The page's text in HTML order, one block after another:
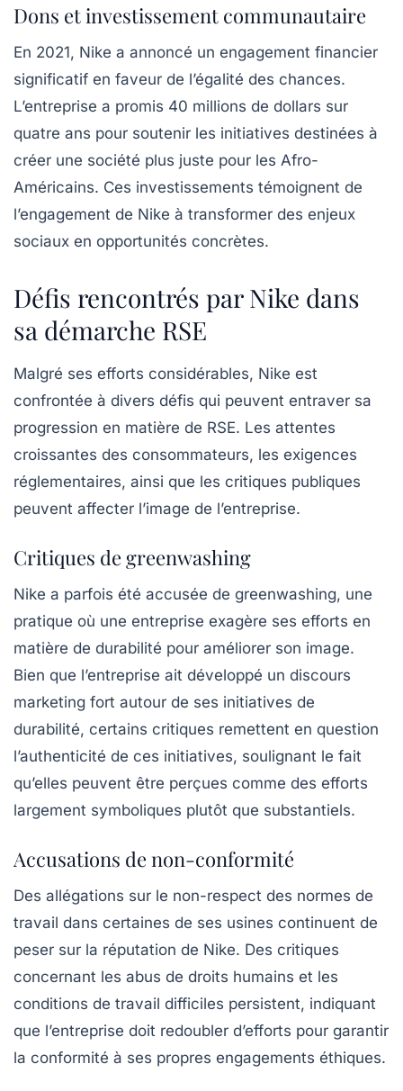
Dons et investissement communautaire
En 2021, Nike a annoncé un engagement financier
significatif en faveur de l’égalité des chances.
L’entreprise a promis 40 millions de dollars sur
quatre ans pour soutenir les initiatives destinées à
créer une société plus juste pour les Afro-
Américains. Ces investissements témoignent de
l’engagement de Nike à transformer des enjeux
sociaux en opportunités concrètes.
Défis rencontrés par Nike dans
sa démarche RSE
Malgré ses efforts considérables, Nike est
confrontée à divers défis qui peuvent entraver sa
progression en matière de RSE. Les attentes
croissantes des consommateurs, les exigences
réglementaires, ainsi que les critiques publiques
peuvent affecter l’image de l’entreprise.
Critiques de greenwashing
Nike a parfois été accusée de greenwashing, une
pratique où une entreprise exagère ses efforts en
matière de durabilité pour améliorer son image.
Bien que l’entreprise ait développé un discours
marketing fort autour de ses initiatives de
durabilité, certains critiques remettent en question
l’authenticité de ces initiatives, soulignant le fait
qu’elles peuvent être perçues comme des efforts
largement symboliques plutôt que substantiels.
Accusations de non-conformité
Des allégations sur le non-respect des normes de
travail dans certaines de ses usines continuent de
peser sur la réputation de Nike. Des critiques
concernant les abus de droits humains et les
conditions de travail difficiles persistent, indiquant
que l’entreprise doit redoubler d’efforts pour garantir
la conformité à ses propres engagements éthiques.